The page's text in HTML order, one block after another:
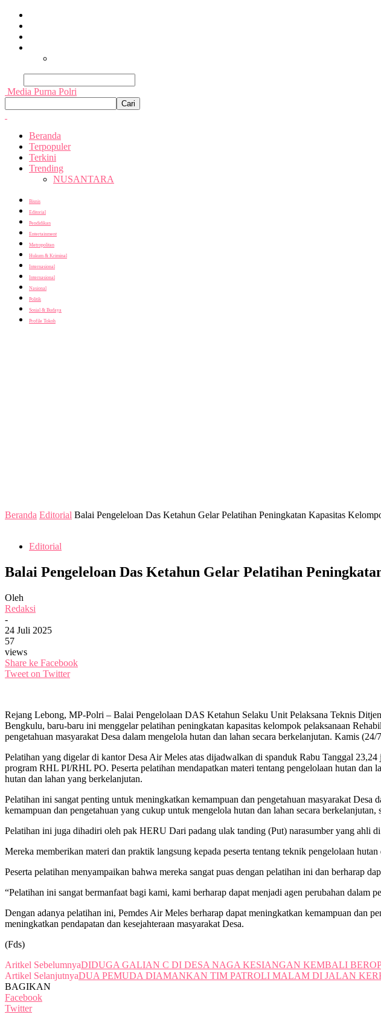
Media Purna Polri
Beranda
Terpopuler
Terkini
Trending
NUSANTARA
Bisnis
Editorial
Pendidikan
Entertainment
Metropolitan
Hukum & Kriminal
Internasional
Internasional
Nasional
Politik
Sosial & Budaya
Profile Tokoh
Beranda Editorial Balai Pengeleloan Das Ketahun Gelar Pelatihan Peningkatan Kapasitas
Editorial
Balai Pengeleloan Das Ketahun Gelar Pelatihan
Oleh
Redaksi
-
24 Juli 2025
57
views
Share ke Facebook
Tweet on Twitter
Rejang Lebong, MP-Polri – Balai Pengelolaan DAS Ketahun Selaku Unit Pelaksana Teknis
Bengkulu, baru-baru ini menggelar pelatihan peningkatan kapasitas kelompok pelaksanaan
pengetahuan masyarakat Desa dalam mengelola hutan dan lahan secara berkelanjutan. Kamis (24/
Pelatihan yang digelar di kantor Desa Air Meles atas dijadwalkan di spanduk Rabu Tanggal
program RHL PI/RHL PO. Peserta pelatihan mendapatkan materi tentang pengelolaan hutan dan
hutan dan lahan yang berkelanjutan.
Pelatihan ini sangat penting untuk meningkatkan kemampuan dan pengetahuan masyarakat
kemampuan dan pengetahuan yang cukup untuk mengelola hutan dan lahan secara
Pelatihan ini juga dihadiri oleh pak HERU Dari padang ulak tanding (Put) narasumber yang ahli
Mereka memberikan materi dan praktik langsung kepada peserta tentang teknik pengelolaan
Peserta pelatihan menyampaikan bahwa mereka sangat puas dengan pelatihan ini dan berharap
“Pelatihan ini sangat bermanfaat bagi kami, kami berharap dapat menjadi agen perubahan dalam
Dengan adanya pelatihan ini, Pemdes Air Meles berharap dapat meningkatkan kemampuan dan
meningkatkan pendapatan dan kesejahteraan masyarakat Desa.
(Fds)
Aritkel SebelumnyaDIDUGA GALIAN C DI DESA NAGA KESIANGAN KEMBALI
Artikel SelanjutnyaDUA PEMUDA DIAMANKAN TIM PATROLI MALAM DI JALAN
BAGIKAN
Facebook
Twitter